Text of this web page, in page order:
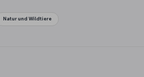
Natur und Wildtiere